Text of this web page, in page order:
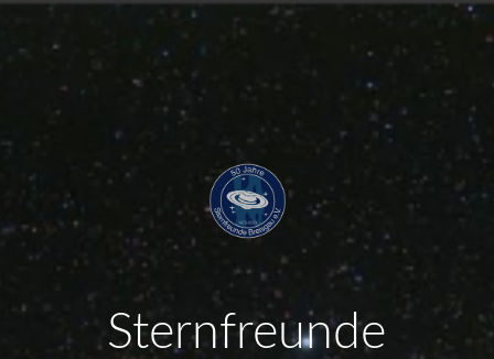
Sternfreunde